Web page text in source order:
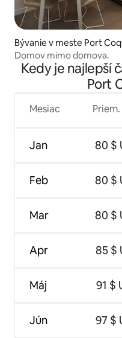
Bývanie v meste Port
Domov mimo domova.
Kedy je najlepší
Port
Mesiac
Jan
Feb
Mar
Apr
Máj
Jún
80 $
80 $
80 $
85 $
91 $
97 $